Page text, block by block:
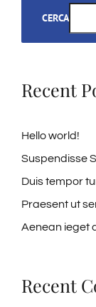
CERCA
Recent
Hello world!
Suspendisse
Duis tempor
Praesent ut
Aenean ieget
Recent